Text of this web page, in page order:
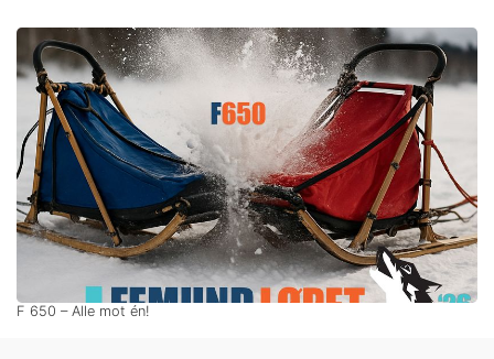
F 650 – Alle mot én!